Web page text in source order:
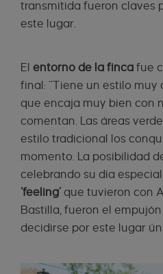
transmitida fueron claves
este lugar.
El entorno de la finca fue
final: “Tiene un estilo muy
que encaja muy bien con
comentan. Las áreas
estilo tradicional los
momento. La posibilidad
celebrando su día especial
‘feeling’ que tuvieron con
Bastilla, fueron el
decidirse por este lugar